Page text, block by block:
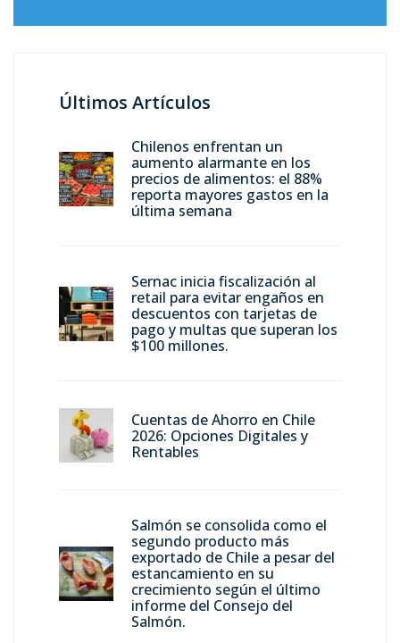
Últimos Artículos
Chilenos enfrentan un
aumento alarmante en los
precios de alimentos: el 88%
reporta mayores gastos en la
última semana
Sernac inicia fiscalización al
retail para evitar engaños en
descuentos con tarjetas de
pago y multas que superan los
$100 millones.
Cuentas de Ahorro en Chile
2026: Opciones Digitales y
Rentables
Salmón se consolida como el
segundo producto más
exportado de Chile a pesar del
estancamiento en su
crecimiento según el último
informe del Consejo del
Salmón.